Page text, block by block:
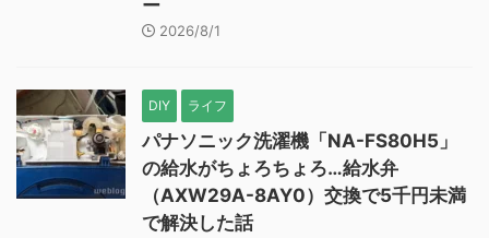
ー
2026/8/1
DIY ライフ
パナソニック洗濯機「NA-FS80H5」
の給水がちょろちょろ…給水弁
（AXW29A-8AY0）交換で5千円未満
で解決した話